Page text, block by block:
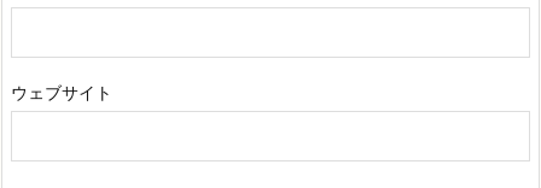
ウェブサイト